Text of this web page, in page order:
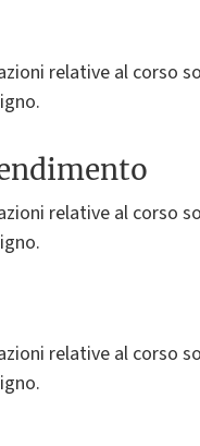
relative al corso
relative al corso
relative al corso